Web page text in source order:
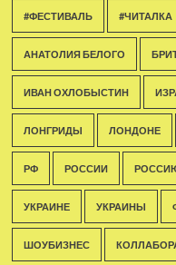
#ФЕСТИВАЛЬ #ЧИТАЛКА
АНАТОЛИЯ БЕЛОГО
ИВАН ОХЛОБЫСТИН
ЛОНГРИДЫ ЛОНДОНЕ
РФ РОССИИ
УКРАИНЕ УКРАИНЫ
ШОУБИЗНЕС